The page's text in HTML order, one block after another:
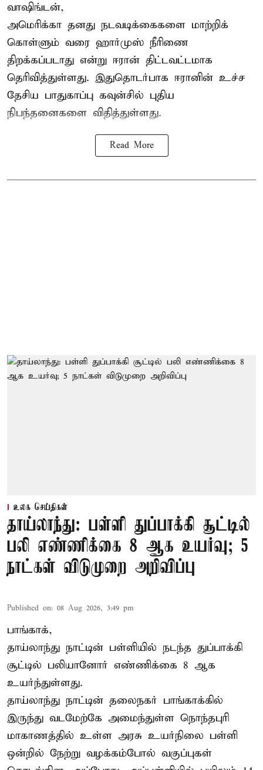
வாஷிங்டன்,
அமெரிக்கா தனது நடவடிக்கைகளை மாற்றிக்
கொள்ளும் வரை ஹார்முஸ் நீரிணை
திறக்கப்படாது என்று ஈரான் திட்டவட்டமாக
தெரிவித்துள்ளது. இதுதொடர்பாக ஈரானின் உச்ச
தேசிய பாதுகாப்பு கவுன்சில் புதிய
நிபந்தனைகளை விதித்துள்ளது.
Read More
உலக செய்திகள்
தாய்லாந்து: பள்ளி துப்பாக்கி சூட்டில்
பலி எண்ணிக்கை 8 ஆக உயர்வு; 5
நாட்கள் விடுமுறை அறிவிப்பு
Published on: 08 Aug 2026, 3:49 pm
பாங்காக்,
தாய்லாந்து நாட்டின் பள்ளியில் நடந்த துப்பாக்கி
சூட்டில் பலியானோர் எண்ணிக்கை 8 ஆக
உயர்ந்துள்ளது.
தாய்லாந்து நாட்டின் தலைநகர் பாங்காக்கில்
இருந்து வடமேற்கே அமைந்துள்ள நொந்தபுரி
மாகாணத்தில் உள்ள அரசு உயர்நிலை பள்ளி
ஒன்றில் நேற்று வழக்கம்போல் வகுப்புகள்